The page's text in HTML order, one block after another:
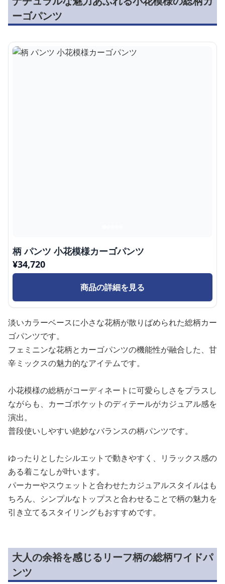
ーゴパンツ
柄 パンツ 小花模様カーゴパンツ
¥34,720
商品の詳細を見る
淡いカラーベースに小さな花柄が散りばめられた総柄カー
ゴパンツです。
フェミニンな花柄とカーゴパンツの機能性が融合した、甘
辛ミックスの魅力的なアイテムです。
小花模様の総柄がコーディネートに可愛らしさをプラスし
ながらも、カーゴポケットのディテールがカジュアル感を
演出。
普段使いしやすい絶妙なバランスの柄パンツです。
ゆったりとしたシルエットで動きやすく、リラックス感の
ある着こなしが叶います。
パーカーやスウェットと合わせたカジュアルスタイルはも
ちろん、シンプルなトップスと合わせることで柄の魅力を
引き立てるスタイリングもおすすめです。
大人の余裕を感じるリーフ柄の総柄ワイドパ
ンツ